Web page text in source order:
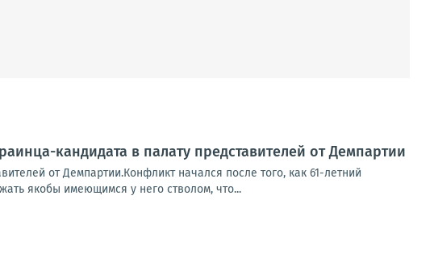
кандидата в палату представителей от Демпартии
от Демпартии.Конфликт начался после того, как 61-летний
якобы имеющимся у него стволом, что...